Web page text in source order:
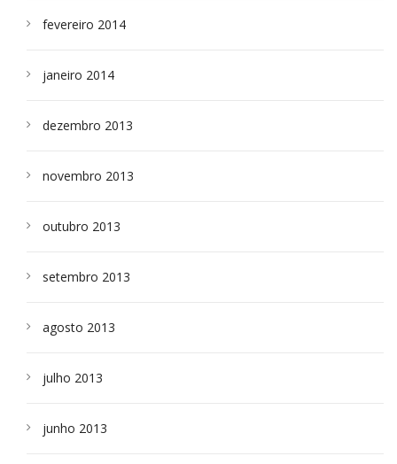
fevereiro 2014
janeiro 2014
dezembro 2013
novembro 2013
outubro 2013
setembro 2013
agosto 2013
julho 2013
junho 2013